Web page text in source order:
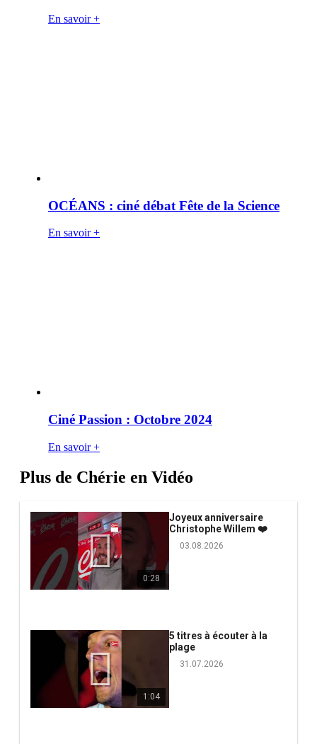
En savoir +
OCÉANS : ciné débat Fête de la Science
En savoir +
Ciné Passion : Octobre 2024
En savoir +
Plus de Chérie en Vidéo
0:28
Joyeux anniversaire
Christophe Willem ❤️
03.08.2026
1:04
5 titres à écouter à la
plage
31.07.2026